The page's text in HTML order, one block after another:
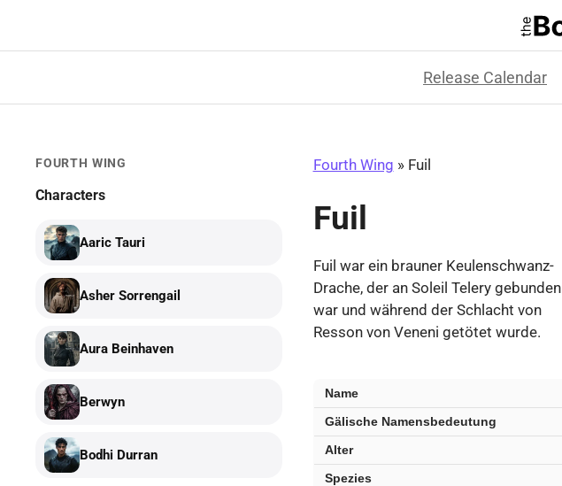
springen
Release Calendar
FOURTH WING
Characters
Aaric Tauri
Asher Sorrengail
Aura Beinhaven
Berwyn
Bodhi Durran
Fourth Wing » Fuil
Fuil
Fuil war ein brauner Keulenschwanz-
Drache, der an Soleil Telery gebunden
war und während der Schlacht von
Resson von Veneni getötet wurde.
Fuil
—
wichtige
Fakten
Name
Gälische Namensbedeutung
Alter
Spezies